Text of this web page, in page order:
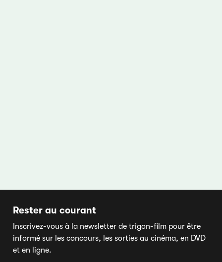
Rester au courant
Inscrivez-vous à la newsletter de trigon-film pour être
informé sur les concours, les sorties au cinéma, en DVD
et en ligne.